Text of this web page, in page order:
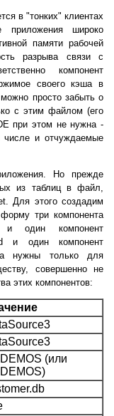
в "тонких" клиентах
приложения широко
памяти рабочей
разрыва связи с
компонент
своего кэша в
просто забыть о
с этим файлом (его
при этом не нужна -
числе и отчуждаемые
Но прежде
из таблиц в файл,
Для этого создадим
три компонента
и один компонент
и один компонент
нужны только для
совершенно не
этих компонентов:
(или